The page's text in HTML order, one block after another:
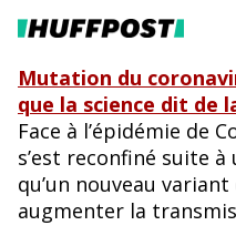
Mutation du
que la science dit de
Face à l’épidémie de
s’est reconfiné suite
qu’un nouveau
augmenter la